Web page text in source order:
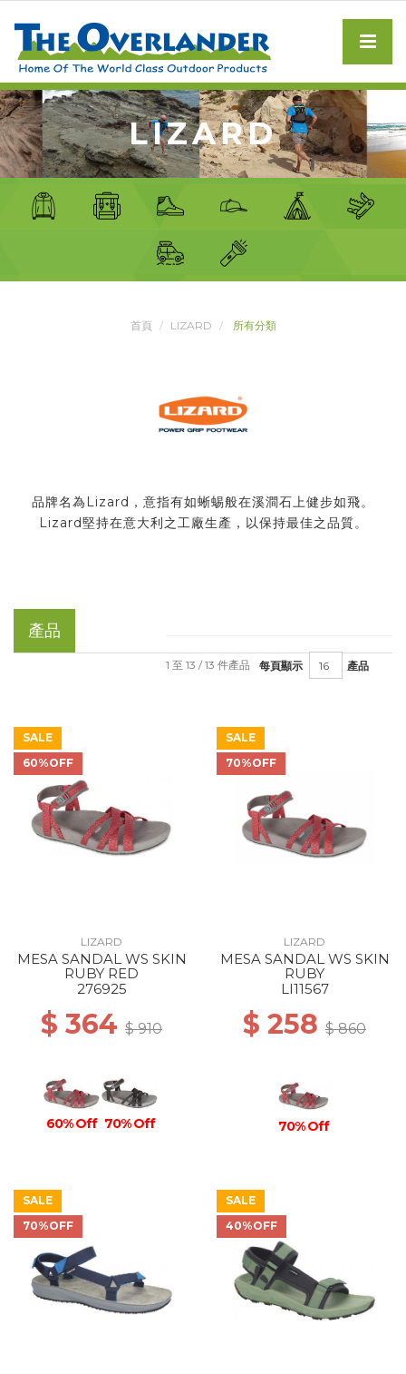
LIZARD
首頁 LIZARD 所有分類
品牌名為Lizard，意指有如蜥蜴般在溪澗石上健步如飛。
Lizard堅持在意大利之工廠生產，以保持最佳之品質。
產品
每頁顯示 產品
1 至 13 / 13 件產品
SALE
60%OFF
LIZARD
MESA SANDAL WS SKIN
RUBY RED
276925
$ 364 $ 910
60% Off 70% Off
SALE
70%OFF
LIZARD
MESA SANDAL WS SKIN
RUBY
LI11567
$ 258 $ 860
70% Off
SALE
70%OFF
SALE
40%OFF